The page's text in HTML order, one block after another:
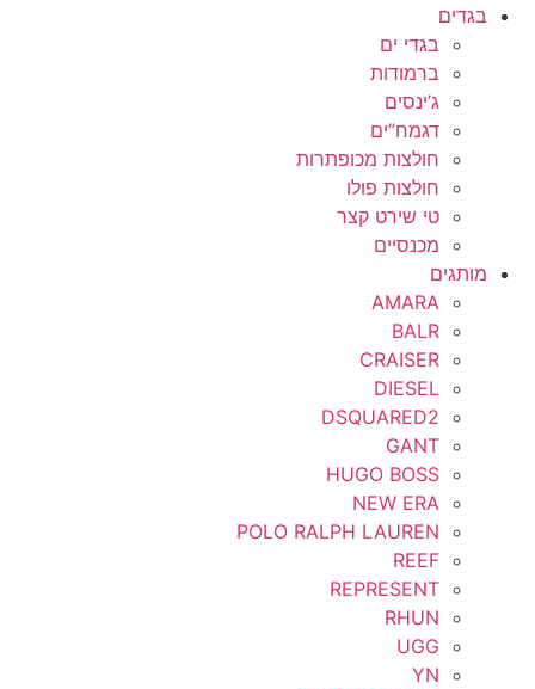
בגדים
בגדי ים
ברמודות
ג’ינסים
דגמח”ים
חולצות מכופתרות
חולצות פולו
טי שירט קצר
מכנסיים
מותגים
AMARA
BALR
CRAISER
DIESEL
DSQUARED2
GANT
HUGO BOSS
NEW ERA
POLO RALPH LAUREN
REEF
REPRESENT
RHUN
UGG
YN